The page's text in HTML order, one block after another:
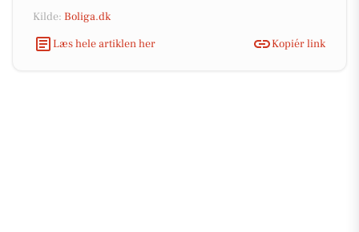
Kilde: Boliga.dk
Læs hele artiklen her
Kopiér link